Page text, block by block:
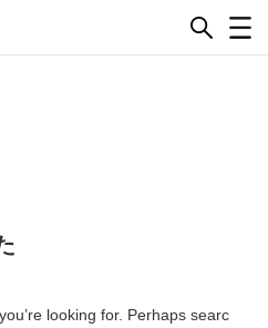
looking for. Perhaps searc